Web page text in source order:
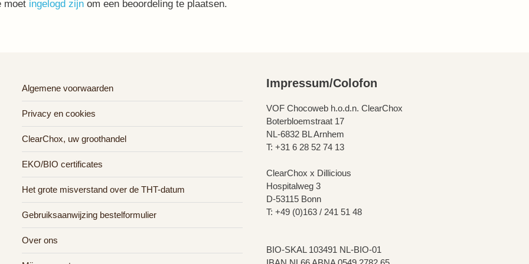
moet ingelogd zijn om een beoordeling te plaatsen.
Algemene voorwaarden
Privacy en cookies
ClearChox, uw groothandel
EKO/BIO certificates
Het grote misverstand over de THT-datum
Gebruiksaanwijzing bestelformulier
Over ons
Impressum/Colofon
VOF Chocoweb h.o.d.n. ClearChox
Boterbloemstraat 17
NL-6832 BL Arnhem
T: +31 6 28 52 74 13
ClearChox x Dillicious
Hospitalweg 3
D-53115 Bonn
T: +49 (0)163 / 241 51 48
BIO-SKAL 103491 NL-BIO-01